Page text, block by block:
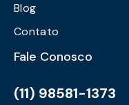
Blog
Contato
Fale Conosco
(11) 98581-1373